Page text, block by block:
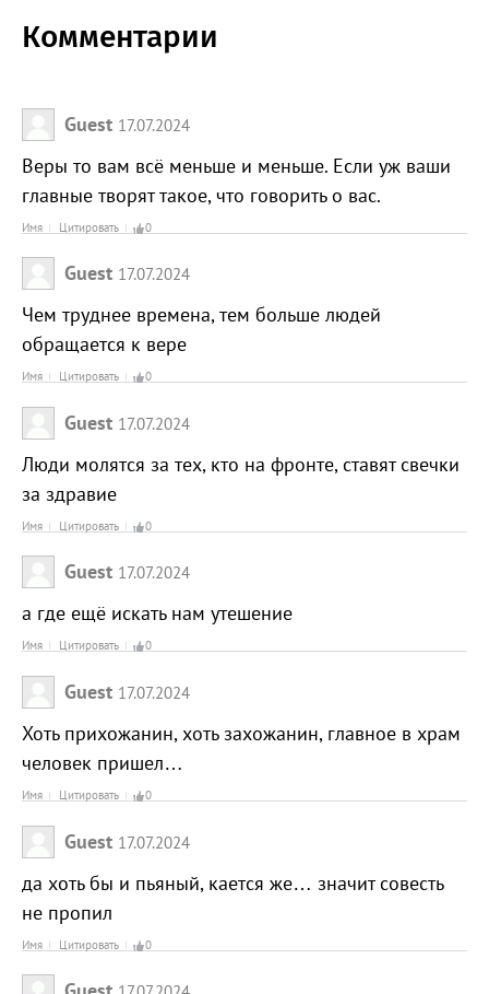
Комментарии
Guest 17.07.2024
Веры то вам всё меньше и меньше. Если уж ваши
главные творят такое, что говорить о вас.
Имя Цитировать 0
Guest 17.07.2024
Чем труднее времена, тем больше людей
обращается к вере
Имя Цитировать 0
Guest 17.07.2024
Люди молятся за тех, кто на фронте, ставят свечки
за здравие
Имя Цитировать 0
Guest 17.07.2024
а где ещё искать нам утешение
Имя Цитировать 0
Guest 17.07.2024
Хоть прихожанин, хоть захожанин, главное в храм
человек пришел…
Имя Цитировать 0
Guest 17.07.2024
да хоть бы и пьяный, кается же… значит совесть
не пропил
Имя Цитировать 0